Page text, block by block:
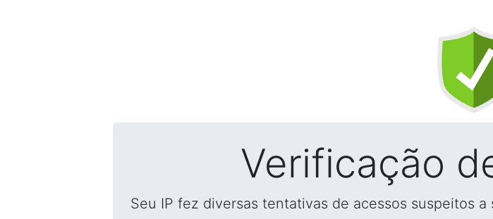
Verificação
Seu IP fez diversas tentativas de acessos suspeitos